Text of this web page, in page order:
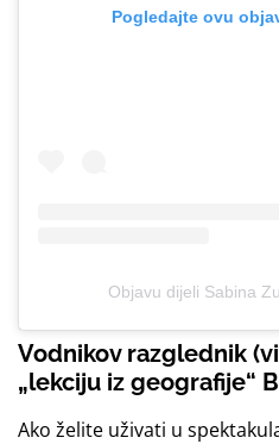
Pogledajte ovu
Objavu dijeli Sabina
Vodnikov razglednik
„lekciju iz geografije“
Ako želite uživati u